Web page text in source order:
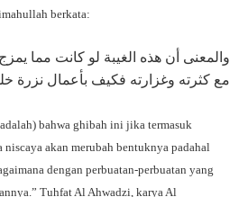
berkata:
والمعنى أن هذه الغيبة لو كانت مما
مع كثرته وغزارته فكيف بأعمال نزرة
bahwa ghibah ini jika termasuk
niscaya akan merubah bentuknya padahal
dengan perbuatan-perbuatan yang
Tuhfat Al Ahwadzi, karya Al